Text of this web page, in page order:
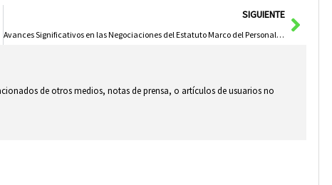
SIGUIENTE
Avances Significativos en las Negociaciones del Estatuto Marco del Personal Estatutario con el Ministerio de Sanidad y los Sindicatos
de otros medios, notas de prensa, o artículos de usuarios no